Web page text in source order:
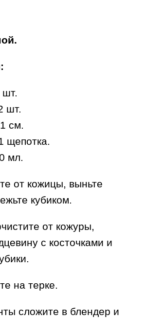
шт.
см.
щепотка.
мл.
от кожицы, выньте
кубиком.
от кожуры,
с косточками и
на терке.
сложите в блендер и